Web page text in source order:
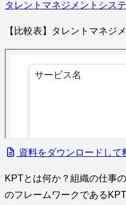
タレントマネジメントシス
【比較表】タレントマネジ
資料をダウンロードして
KPTとは何か？組織の仕事
のフレームワークである